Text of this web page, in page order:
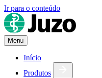
Ir para o conteúdo
Menu
Início
Produtos